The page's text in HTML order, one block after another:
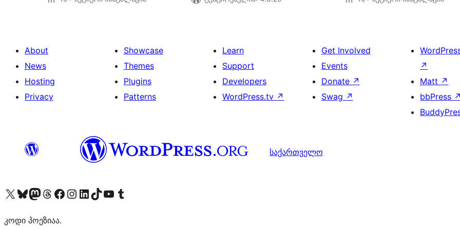
About
News
Hosting
Privacy
Showcase
Themes
Plugins
Patterns
Learn
Support
Developers
WordPress.tv ↗
Get Involved
Events
Donate ↗
Swag ↗
↗
Matt ↗
bbPress ↗
საქართველო
Visit our X (formerly Twitter) account
Visit our Bluesky account
Visit our Mastodon account
Visit our Threads account
Visit our Facebook page
Visit our Instagram account
Visit our LinkedIn account
Visit our TikTok account
Visit our YouTube channel
Visit our Tumblr account
კოდი პოეზიაა.